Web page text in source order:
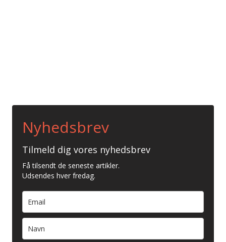
Nyhedsbrev
Tilmeld dig vores nyhedsbrev
Få tilsendt de seneste artikler.
Udsendes hver fredag.